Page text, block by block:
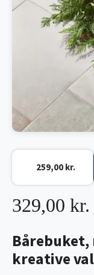
kreative
329,00 kr.
259,00 kr.